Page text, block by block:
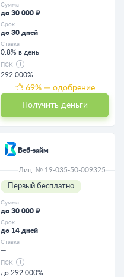
Сумма
до 30 000 ₽
Срок
до 30 дней
Ставка
0.8% в день
ПСК
292.000%
69% — одобрение
Получить деньги
Веб-займ
Лиц. № 19-035-50-009325
Первый бесплатно
Сумма
до 30 000 ₽
Срок
до 14 дней
Ставка
—
ПСК
до 292.000%